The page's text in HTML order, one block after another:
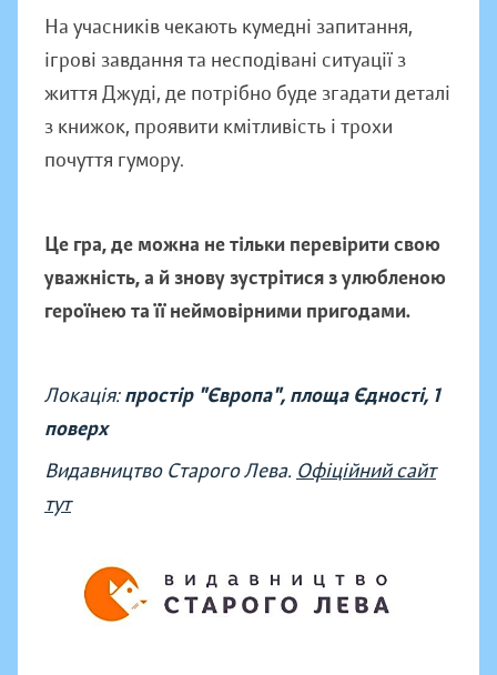
На учасників чекають кумедні запитання,
ігрові завдання та несподівані ситуації з
життя Джуді, де потрібно буде згадати деталі
з книжок, проявити кмітливість і трохи
почуття гумору.
Це гра, де можна не тільки перевірити свою
уважність, а й знову зустрітися з улюбленою
героїнею та її неймовірними пригодами.
Локація:простір "Європа", площа Єдності, 1
поверх
Видавництво Старого Лева. Офіційний сайт
тут